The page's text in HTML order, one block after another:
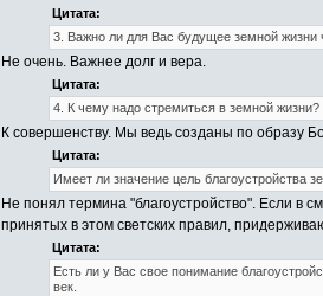
Цитата:
3. Важно ли для Вас будущее земной жизни
Не очень. Важнее долг и вера.
Цитата:
4. К чему надо стремиться в земной жизни?
К совершенству. Мы ведь созданы по образу
Цитата:
Имеет ли значение цель благоустройства
Не понял термина "благоустройство". Если в
принятых в этом светских правил,
Цитата:
Есть ли у Вас свое понимание
век.